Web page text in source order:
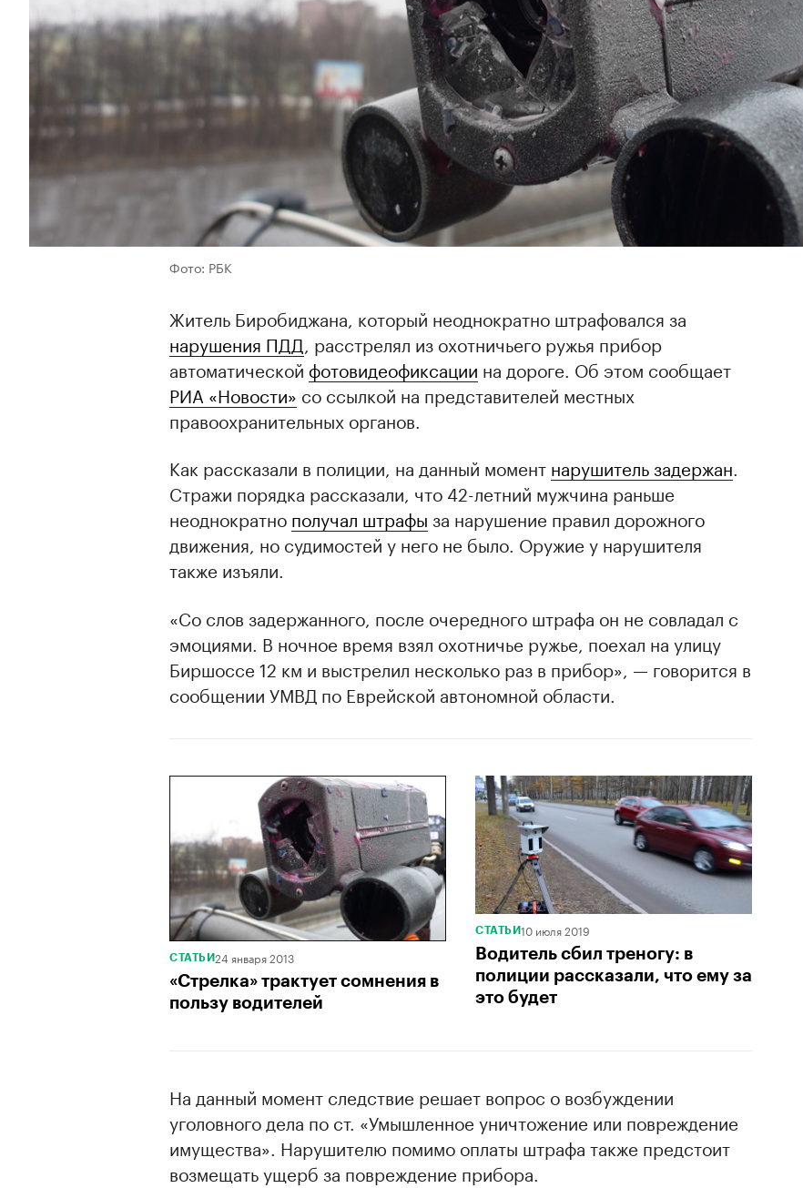
Фото: РБК
Житель Биробиджана, который неоднократно штрафовался за
нарушения ПДД, расстрелял из охотничьего ружья прибор
автоматической фотовидеофиксации на дороге. Об этом сообщает
РИА «Новости» со ссылкой на представителей местных
правоохранительных органов.
Как рассказали в полиции, на данный момент нарушитель задержан.
Стражи порядка рассказали, что 42-летний мужчина раньше
неоднократно получал штрафы за нарушение правил дорожного
движения, но судимостей у него не было. Оружие у нарушителя
также изъяли.
«Со слов задержанного, после очередного штрафа он не совладал с
эмоциями. В ночное время взял охотничье ружье, поехал на улицу
Биршоссе 12 км и выстрелил несколько раз в прибор», — говорится в
сообщении УМВД по Еврейской автономной области.
СТАТЬИ24 января 2013
«Стрелка» трактует сомнения в
пользу водителей
СТАТЬИ10 июля 2019
Водитель сбил треногу: в
полиции рассказали, что ему за
это будет
На данный момент следствие решает вопрос о возбуждении
уголовного дела по ст. «Умышленное уничтожение или повреждение
имущества». Нарушителю помимо оплаты штрафа также предстоит
возмещать ущерб за повреждение прибора.